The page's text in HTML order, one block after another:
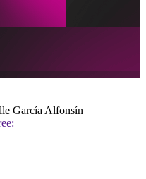
García Alfonsín